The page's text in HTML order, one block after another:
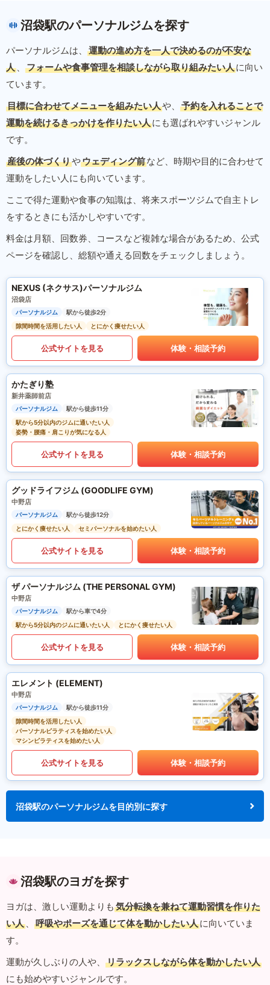
沼袋駅のパーソナルジムを探す
パーソナルジムは、
運動の進め方を一人で決めるのが不安な
人 、 フォームや食事管理を相談しながら取り組みたい人に向い
ています。
目標に合わせてメニューを組みたい人や、
予約を入れることで
運動を続けるきっかけを作りたい人にも選ばれやすいジャンル
です。
産後の体づくりやウェディング前など、時期や目的に合わせて
運動をしたい人にも向いています。
ここで得た運動や食事の知識は、将来スポーツジムで自主トレ
をするときにも活かしやすいです。
料金は月額、回数券、コースなど複雑な場合があるため、公式
ページを確認し、総額や通える回数をチェックしましょう。
NEXUS (ネクサス)パーソナルジム
沼袋店
パーソナルジム
駅から徒歩2分
隙間時間を活用したい人
とにかく痩せたい人
公式サイトを見る 体験・相談予約
かたぎり塾
新井薬師前店
パーソナルジム
駅から徒歩11分
駅から5分以内のジムに通いたい人
姿勢・腰痛・肩こりが気になる人
公式サイトを見る 体験・相談予約
グッドライフジム (GOODLIFE GYM)
中野店
パーソナルジム
駅から徒歩12分
とにかく痩せたい人
セミパーソナルを始めたい人
公式サイトを見る 体験・相談予約
ザ パーソナルジム (THE PERSONAL GYM)
中野店
パーソナルジム
駅から車で4分
駅から5分以内のジムに通いたい人
とにかく痩せたい人
公式サイトを見る 体験・相談予約
エレメント (ELEMENT)
中野店
パーソナルジム
駅から徒歩11分
隙間時間を活用したい人
パーソナルピラティスを始めたい人
マシンピラティスを始めたい人
公式サイトを見る 体験・相談予約
沼袋駅のパーソナルジムを目的別に探す
沼袋駅のヨガを探す
ヨガは、激しい運動よりも 気分転換を兼ねて運動習慣を作りた
い人 、 呼吸やポーズを通じて体を動かしたい人に向いていま
す。
運動が久しぶりの人や、
リラックスしながら体を動かしたい人
にも始めやすいジャンルです。